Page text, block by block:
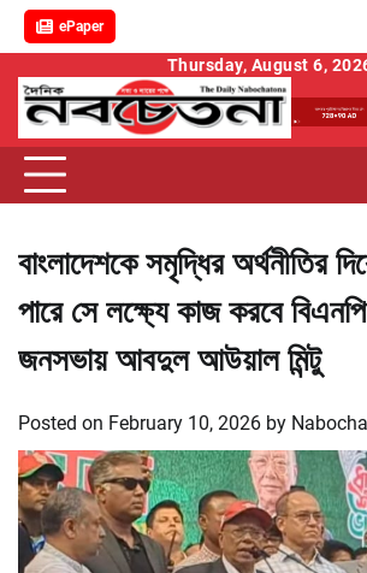
ePaper
content
Thursday, August 6,
বাংলাদেশকে সমৃদ্ধির অর্থনীতির
পারে সে লক্ষ্যে কাজ করবে
জনসভায় আবদুল আউয়াল মিন্টু
Posted on February 10, 2026 by